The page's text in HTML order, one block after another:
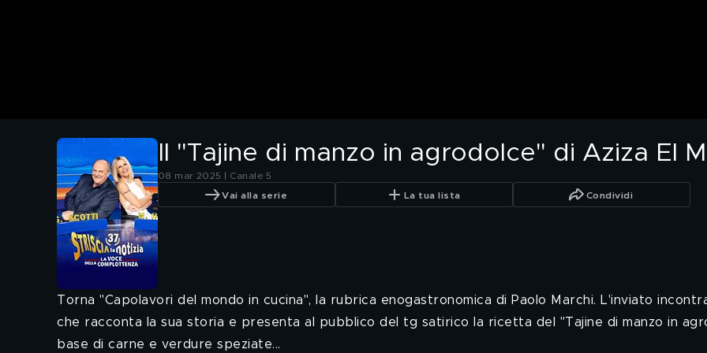
Il "Tajine di manzo in agrodolce" di Aziza El
08 mar 2025 | Canale 5
Vai alla serie La tua lista Condividi
Torna "Capolavori del mondo in cucina", la rubrica enogastronomica di Paolo Marchi. L'inviato
che racconta la sua storia e presenta al pubblico del tg satirico la ricetta del "Tajine di manzo in
base di carne e verdure speziate...